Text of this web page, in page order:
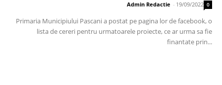
Admin Redactie - 19/09/2022 0
Primaria Municipiului Pascani a postat pe pagina lor de facebook, o
lista de cereri pentru urmatoarele proiecte, ce ar urma sa fie
finantate prin...